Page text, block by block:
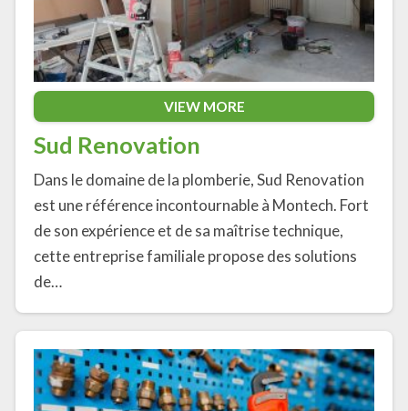
VIEW MORE
Sud Renovation
Dans le domaine de la plomberie, Sud Renovation
est une référence incontournable à Montech. Fort
de son expérience et de sa maîtrise technique,
cette entreprise familiale propose des solutions
de…